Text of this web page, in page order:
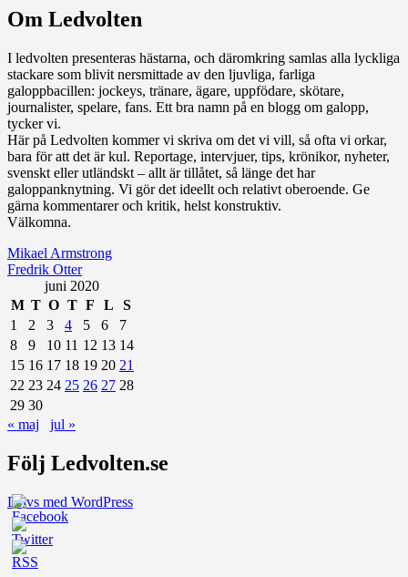
Om Ledvolten
I ledvolten presenteras hästarna, och däromkring samlas alla lyckliga
stackare som blivit nersmittade av den ljuvliga, farliga
galoppbacillen: jockeys, tränare, ägare, uppfödare, skötare,
journalister, spelare, fans. Ett bra namn på en blogg om galopp,
tycker vi.
Här på Ledvolten kommer vi skriva om det vi vill, så ofta vi orkar,
bara för att det är kul. Reportage, intervjuer, tips, krönikor, nyheter,
svenskt eller utländskt – allt är tillåtet, så länge det har
galoppanknytning. Vi gör det ideellt och relativt oberoende. Ge
gärna kommentarer och kritik, helst konstruktiv.
Välkomna.
Mikael Armstrong
Fredrik Otter
juni 2020
M T O T F L
S
1
2 3 4 5 6
7
8
9 10 11 12 13 14
15 16 17 18 19 20 21
22 23 24 25 26 27 28
29 30
« maj
jul »
Följ Ledvolten.se
Drivs med WordPress